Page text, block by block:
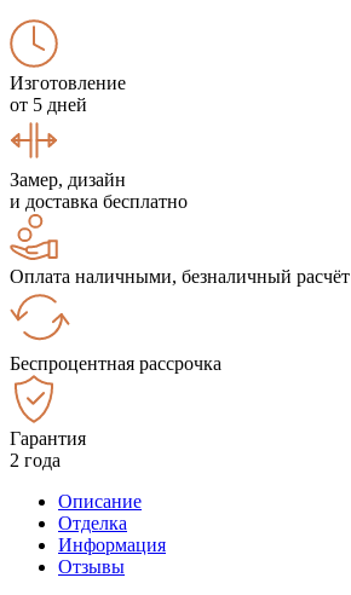
Изготовление
от 5 дней
Замер, дизайн
и доставка бесплатно
Оплата наличными, безналичный расчёт
Беспроцентная рассрочка
Гарантия
2 года
Описание
Отделка
Информация
Отзывы